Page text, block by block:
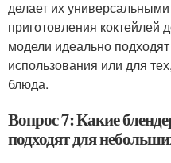
делает их
приготовления коктейлей
модели идеально
использования или для
блюда.
Вопрос 7: Какие
подходят для